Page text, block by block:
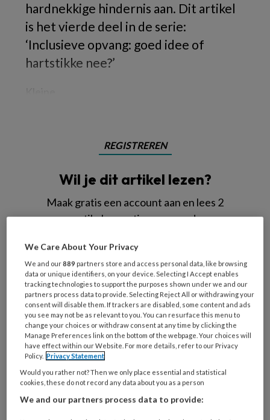
hardnekkige hindernis aan. Dit artikel
is het vierde deel in de serie:
‘Inclusieve opvang: goed idee of
hartstikke nee?’
REGISTREREN
Wil je dit artikel lezen?
Maak gratis een account aan en lees 2
artikelen gratis per maand
Al een account of abonnement?
Wat
is
je
e-
mailadres?
* *
Kies
je
wachtwoord*
Kies
functie
We Care About Your Privacy
We and our889 partners store and access personal data, like browsing
data or unique identifiers, on your device. Selecting I Accept enables
tracking technologies to support the purposes shown under we and our
partners process data to provide. Selecting Reject All or withdrawing your
consent will disable them. If trackers are disabled, some content and ads
you see may not be as relevant to you. You can resurface this menu to
change your choices or withdraw consent at any time by clicking the
Manage Preferences link on the bottom of the webpage. Your choices will
have effect within our Website. For more details, refer to our Privacy
Policy. Privacy Statement
Would you rather not? Then we only place essential and statistical
cookies, these do not record any data about you as a person
We and our partners process data to provide: